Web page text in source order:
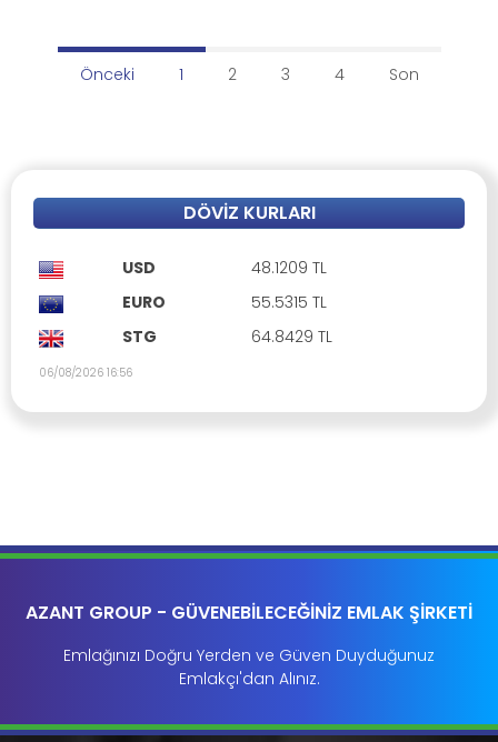
Önceki 1 2 3 4 Son
DÖVIZ KURLARI
USD
48.1209 TL
EURO
55.5315 TL
STG
64.8429 TL
06/08/2026 16:56
AZANT GROUP - GÜVENEBİLECEĞİNİZ EMLAK ŞİRKETİ
Emlağınızı Doğru Yerden ve Güven Duyduğunuz
Emlakçı'dan Alınız.